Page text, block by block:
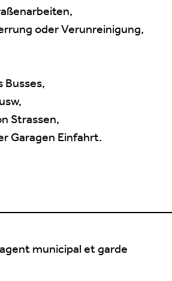
oder Verunreinigung,
Strassen,
Garagen Einfahrt.